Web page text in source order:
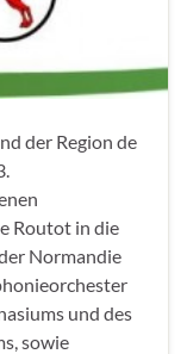
der Region de
Routot in die
Normandie
und des
sowie